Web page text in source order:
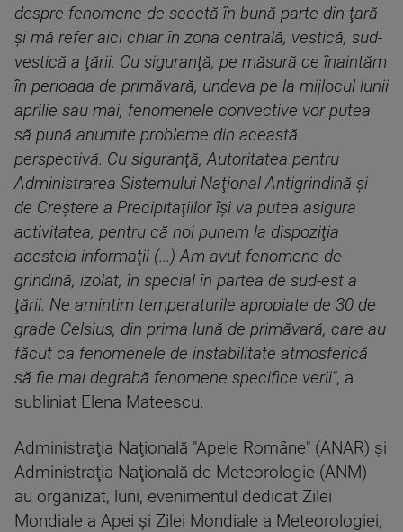
despre fenomene de secetă în bună parte din ţară
şi mă refer aici chiar în zona centrală, vestică, sud-
vestică a ţării. Cu siguranţă, pe măsură ce înaintăm
în perioada de primăvară, undeva pe la mijlocul lunii
aprilie sau mai, fenomenele convective vor putea
să pună anumite probleme din această
perspectivă. Cu siguranţă, Autoritatea pentru
Administrarea Sistemului Naţional Antigrindină şi
de Creştere a Precipitaţiilor îşi va putea asigura
activitatea, pentru că noi punem la dispoziţia
acesteia informaţii (...) Am avut fenomene de
grindină, izolat, în special în partea de sud-est a
ţării. Ne amintim temperaturile apropiate de 30 de
grade Celsius, din prima lună de primăvară, care au
făcut ca fenomenele de instabilitate atmosferică
să fie mai degrabă fenomene specifice verii", a
subliniat Elena Mateescu.
Administraţia Naţională "Apele Române" (ANAR) şi
Administraţia Naţională de Meteorologie (ANM)
au organizat, luni, evenimentul dedicat Zilei
Mondiale a Apei şi Zilei Mondiale a Meteorologiei,